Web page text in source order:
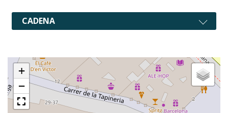
CADENA
+
−